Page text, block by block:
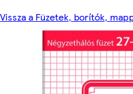
Vissza a Füzetek, borítók,